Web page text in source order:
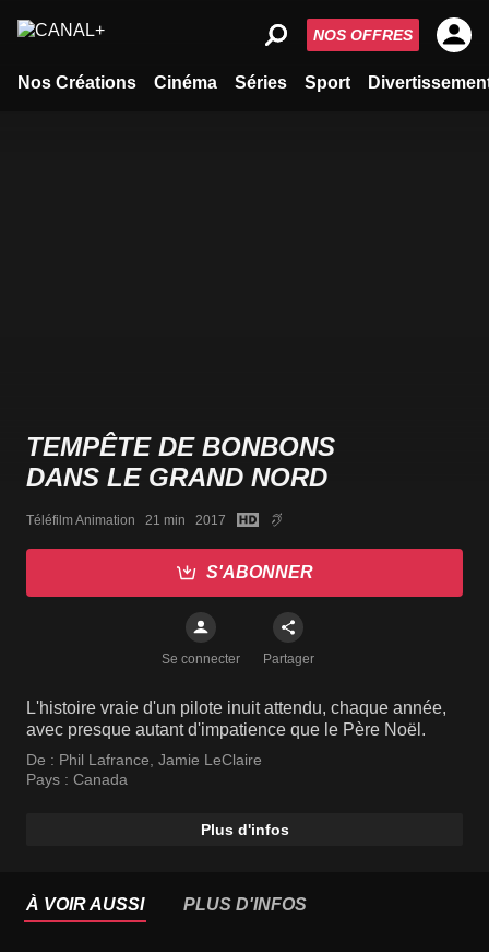
Nos Créations Cinéma Séries Sport
NOS OFFRES
TEMPÊTE DE BONBONS
DANS LE GRAND NORD
Téléfilm Animation   21 min   2017
S'ABONNER
Se connecter Partager
L'histoire vraie d'un pilote inuit attendu, chaque année,
avec presque autant d'impatience que le Père Noël.
De : Phil Lafrance Jamie LeClaire
Pays : Canada
Plus d'infos
À VOIR AUSSI PLUS D'INFOS